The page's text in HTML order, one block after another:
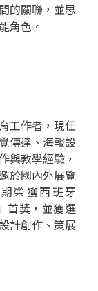
的關聯，並思
角色。
工作者，現任
傳達、海報設
與教學經驗，
於國內外展覽
榮獲西班牙
首獎，並獲選
計創作、策展